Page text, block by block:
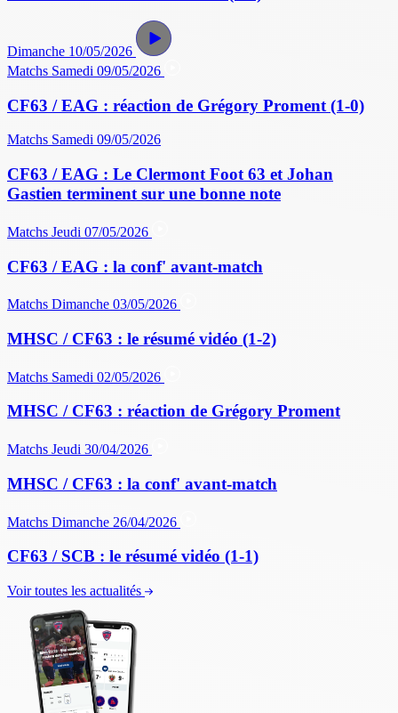
Dimanche 10/05/2026
Matchs Samedi 09/05/2026
CF63 / EAG : réaction de Grégory Proment (1-0)
Matchs Samedi 09/05/2026
CF63 / EAG : Le Clermont Foot 63 et Johan
Gastien terminent sur une bonne note
Matchs Jeudi 07/05/2026
CF63 / EAG : la conf' avant-match
Matchs Dimanche 03/05/2026
MHSC / CF63 : le résumé vidéo (1-2)
Matchs Samedi 02/05/2026
MHSC / CF63 : réaction de Grégory Proment
Matchs Jeudi 30/04/2026
MHSC / CF63 : la conf' avant-match
Matchs Dimanche 26/04/2026
CF63 / SCB : le résumé vidéo (1-1)
Voir toutes les actualités